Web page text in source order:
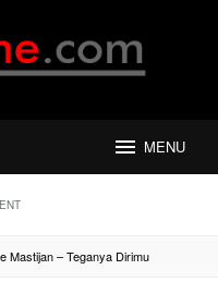
MENU
Mastijan – Teganya Dirimu